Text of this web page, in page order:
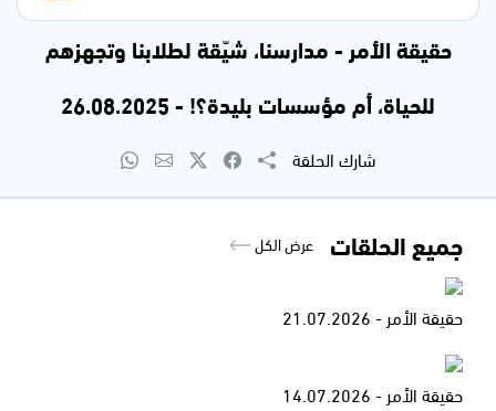
حقيقة الأمر - مدارسنا، شيّقة لطلابنا وتجهزهم
للحياة، أم مؤسسات بليدة؟! - 26.08.2025
شارك الحلقة
جميع الحلقات عرض الكل
حقيقة الأمر - 21.07.2026
حقيقة الأمر - 14.07.2026